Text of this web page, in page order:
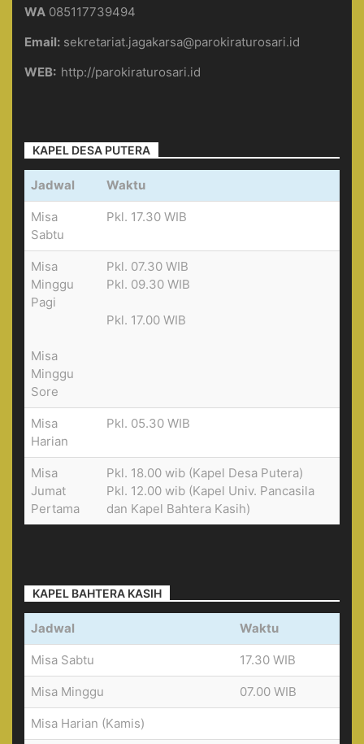
WA 085117739494
Email: sekretariat.jagakarsa@parokiraturosari.id
WEB: http://parokiraturosari.id
KAPEL DESA PUTERA
Jadwal Waktu
Misa
Sabtu
Pkl. 17.30 WIB
Misa
Minggu
Pagi
Misa
Minggu
Sore
Pkl. 07.30 WIB
Pkl. 09.30 WIB
Pkl. 17.00 WIB
Misa
Harian
Pkl. 05.30 WIB
Misa
Jumat
Pertama
Pkl. 18.00 wib (Kapel Desa Putera)
Pkl. 12.00 wib (Kapel Univ. Pancasila
dan Kapel Bahtera Kasih)
KAPEL BAHTERA KASIH
Jadwal Waktu
Misa Sabtu 17.30 WIB
Misa Minggu 07.00 WIB
Misa Harian (Kamis)